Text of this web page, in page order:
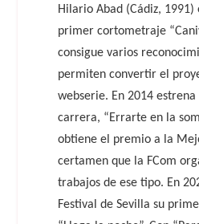
Hilario Abad (Cádiz, 1991)
primer cortometraje
consigue varios
permiten convertir el
webserie. En 2014
carrera, “Errarte en la
obtiene el premio a la
certamen que la FCom
trabajos de ese tipo. En
Festival de Sevilla su